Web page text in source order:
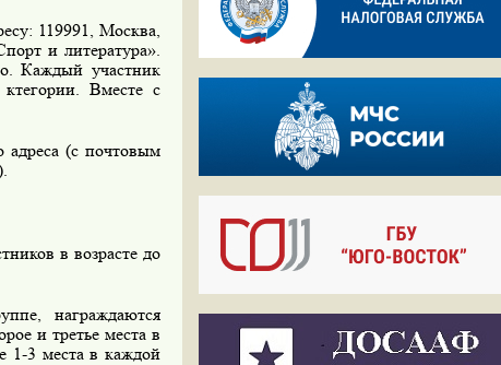
119991, Москва,
и литература».
Каждый участник
Вместе с
адреса (с почтовым
в возрасте до
награждаются
и третье места в
1-3 места в каждой